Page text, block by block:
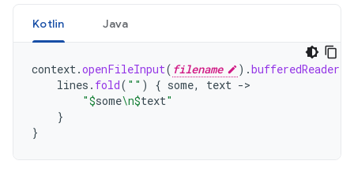
Kotlin Java
context.openFileInput( filename ).bufferedReader
lines . fold( "" ) { some, text ->
"$some\n$text"
}
}